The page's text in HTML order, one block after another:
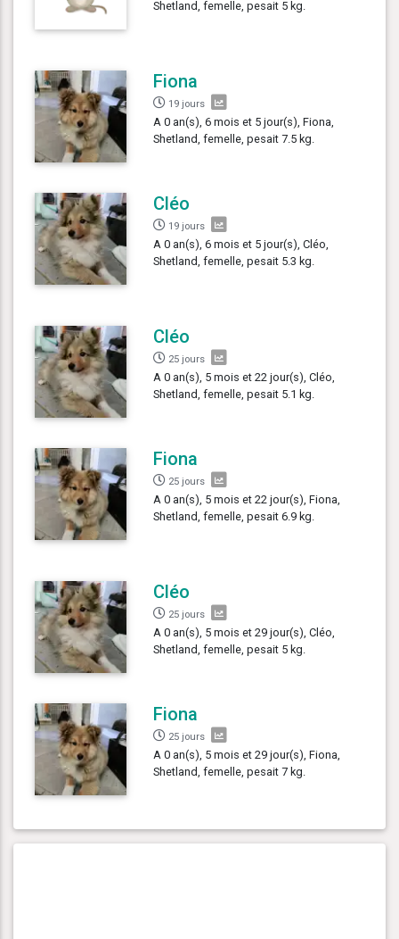
Shetland, femelle, pesait 5 kg.
Fiona
19 jours
A 0 an(s), 6 mois et 5 jour(s), Fiona,
Shetland, femelle, pesait 7.5 kg.
Cléo
19 jours
A 0 an(s), 6 mois et 5 jour(s), Cléo,
Shetland, femelle, pesait 5.3 kg.
Cléo
25 jours
A 0 an(s), 5 mois et 22 jour(s), Cléo,
Shetland, femelle, pesait 5.1 kg.
Fiona
25 jours
A 0 an(s), 5 mois et 22 jour(s), Fiona,
Shetland, femelle, pesait 6.9 kg.
Cléo
25 jours
A 0 an(s), 5 mois et 29 jour(s), Cléo,
Shetland, femelle, pesait 5 kg.
Fiona
25 jours
A 0 an(s), 5 mois et 29 jour(s), Fiona,
Shetland, femelle, pesait 7 kg.